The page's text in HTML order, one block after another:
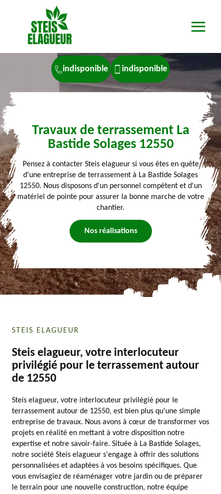
indisponible indisponible
Travaux de terrassement La
Bastide Solages 12550
Pensez à contacter Steis elagueur si vous êtes en quête
d'une entreprise de terrassement à La Bastide Solages
12550. Nous disposons d'un personnel compétent et d'un
matériel de pointe pour assurer la bonne marche de votre
chantier.
Nos réalisations
STEIS ELAGUEUR
Steis elagueur, votre interlocuteur
privilégié pour le terrassement autour
de 12550
Steis elagueur, votre interlocuteur privilégié pour le
terrassement autour de 12550, est bien plus qu'une simple
entreprise de travaux. Nous avons à cœur de transformer vos
projets en réalité en mettant à votre disposition notre
expertise et notre savoir-faire. Située à La Bastide Solages,
notre société Steis elagueur s'engage à offrir des solutions
personnalisées et adaptées à vos besoins spécifiques. Que
vous envisagiez de réaménager votre jardin ou de préparer
le terrain pour une nouvelle construction, notre équipe